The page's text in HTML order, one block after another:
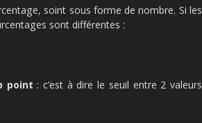
soint sous forme de nombre. Si les
sont différentes :
point : c’est à dire le seuil entre 2 valeurs